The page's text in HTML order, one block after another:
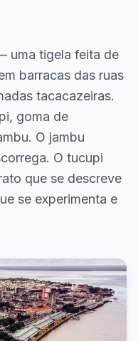
uma tigela feita de
barracas das ruas
tacacazeiras.
goma de
O jambu
O tucupi
que se descreve
se experimenta e